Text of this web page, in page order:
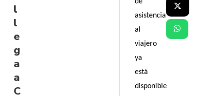
l
l
e
g
a
a
C
asistencia
al
viajero
ya
está
disponible